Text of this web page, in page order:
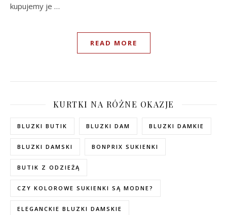
kupujemy je …
READ MORE
KURTKI NA RÓŻNE OKAZJE
BLUZKI BUTIK BLUZKI DAM BLUZKI DAMKIE
BLUZKI DAMSKI BONPRIX SUKIENKI
BUTIK Z ODZIEŻĄ
CZY KOLOROWE SUKIENKI SĄ MODNE?
ELEGANCKIE BLUZKI DAMSKIE